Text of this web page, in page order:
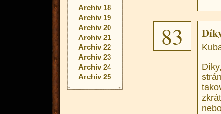
Archiv 18
Archiv 19
Archiv 20
Archiv 21
Archiv 22
Archiv 23
Archiv 24
Archiv 25
83